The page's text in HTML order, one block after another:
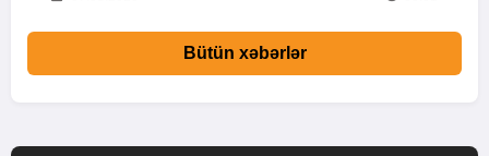
Bütün xəbərlər